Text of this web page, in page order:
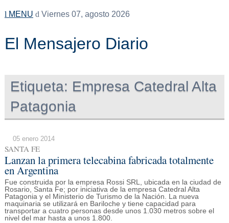
MENU Viernes 07, agosto 2026
El Mensajero Diario
Etiqueta: Empresa Catedral Alta
Patagonia
05 enero 2014
SANTA FE
Lanzan la primera telecabina fabricada totalmente
en Argentina
Fue construida por la empresa Rossi SRL, ubicada en la ciudad de
Rosario, Santa Fe; por iniciativa de la empresa Catedral Alta
Patagonia y el Ministerio de Turismo de la Nación. La nueva
maquinaria se utilizará en Bariloche y tiene capacidad para
transportar a cuatro personas desde unos 1.030 metros sobre el
nivel del mar hasta a unos 1.800.